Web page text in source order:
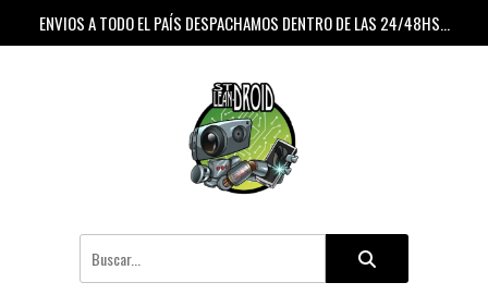
ENVIOS A TODO EL PAÍS DESPACHAMOS DENTRO DE LAS 24/48HS...